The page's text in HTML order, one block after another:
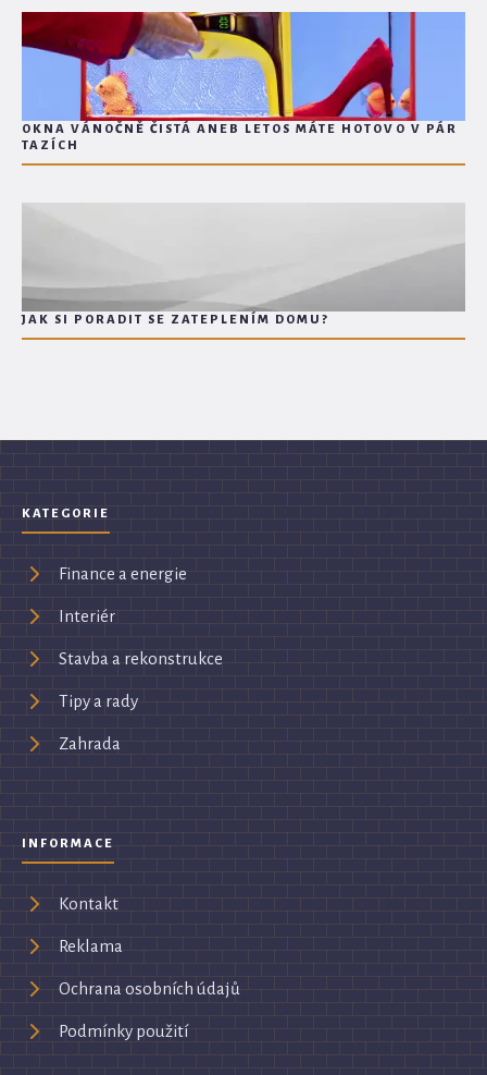
OKNA VÁNOČNĚ ČISTÁ ANEB LETOS MÁTE HOTOVO V PÁR
TAZÍCH
JAK SI PORADIT SE ZATEPLENÍM DOMU?
KATEGORIE
Finance a energie
Interiér
Stavba a rekonstrukce
Tipy a rady
Zahrada
INFORMACE
Kontakt
Reklama
Ochrana osobních údajů
Podmínky použití